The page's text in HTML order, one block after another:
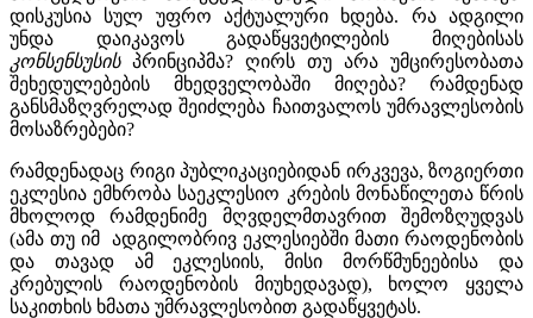
დისკუსია სულ უფრო აქტუალური ხდება. რა ადგილი
უნდა დაიკავოს გადაწყვეტილების მიღებისას
კონსენსუსის ­ პრინციპმა? ღირს თუ არა უმცირესობათა
შეხედულებების მხედველობაში მიღება? რამდენად
განსმაზღვრელად შეიძლება ჩაითვალოს უმრავლესობის
მოსაზრებები?
რამდენადაც რიგი პუბლიკაციებიდან ირკვევა, ზოგიერთი
ეკლესია ემხრობა საეკლესიო კრების მონაწილეთა წრის
მხოლოდ რამდენიმე მღვდელმთავრით შემოზღუდვას
(ამა თუ იმ ადგილობრივ ეკლესიებში მათი რაოდენობის
და თავად ამ ეკლესიის, მისი მორწმუნეებისა და
კრებულის რაოდენობის მიუხედავად), ხოლო ყველა
საკითხის ხმათა უმრავლესობით გადაწყვეტას.